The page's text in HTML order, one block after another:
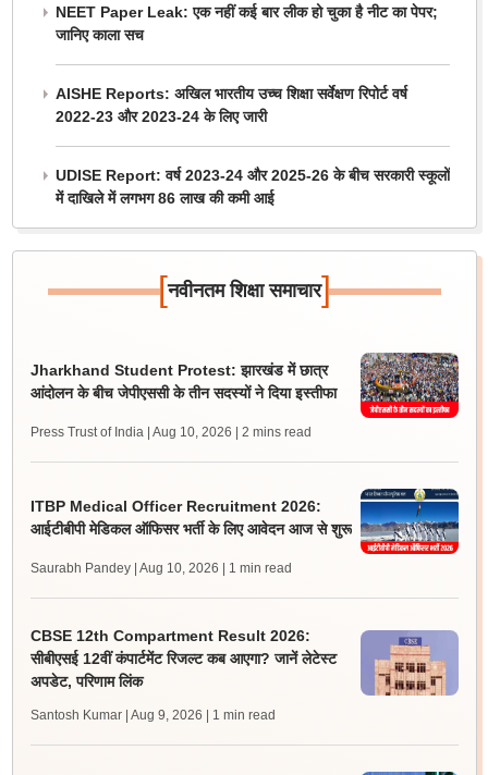
NEET Paper Leak: एक नहीं कई बार लीक हो चुका है नीट का पेपर;
जानिए काला सच
AISHE Reports: अखिल भारतीय उच्च शिक्षा सर्वेक्षण रिपोर्ट वर्ष
2022-23 और 2023-24 के लिए जारी
UDISE Report: वर्ष 2023-24 और 2025-26 के बीच सरकारी स्कूलों
में दाखिले में लगभग 86 लाख की कमी आई
[नवीनतम शिक्षा समाचार]
Jharkhand Student Protest: झारखंड में छात्र
आंदोलन के बीच जेपीएससी के तीन सदस्यों ने दिया इस्तीफा
Press Trust of India | Aug 10, 2026 | 2 mins read
ITBP Medical Officer Recruitment 2026:
आईटीबीपी मेडिकल ऑफिसर भर्ती के लिए आवेदन आज से शुरू
Saurabh Pandey | Aug 10, 2026 | 1 min read
CBSE 12th Compartment Result 2026:
सीबीएसई 12वीं कंपार्टमेंट रिजल्ट कब आएगा? जानें लेटेस्ट
अपडेट, परिणाम लिंक
Santosh Kumar | Aug 9, 2026 | 1 min read